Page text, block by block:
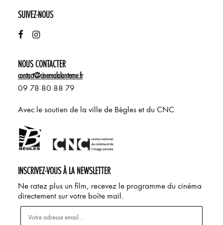
SUIVEZ-NOUS
NOUS CONTACTER
contact@cinemalalanterne.fr
09 78 80 88 79
Avec le soutien de la ville de Bègles et du CNC
INSCRIVEZ-VOUS À LA NEWSLETTER
Ne ratez plus un film, recevez le programme du cinéma
directement sur votre boîte mail.